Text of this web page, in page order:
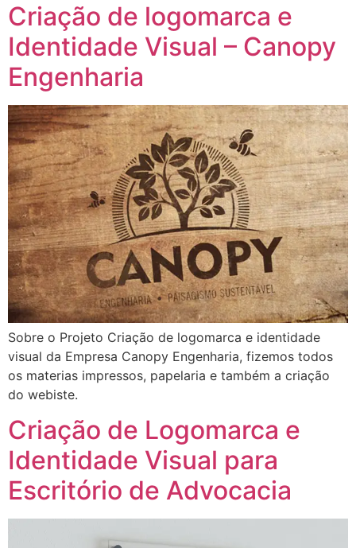
Criação de logomarca e
Identidade Visual – Canopy
Engenharia
Sobre o Projeto Criação de logomarca e identidade
visual da Empresa Canopy Engenharia, fizemos todos
os materias impressos, papelaria e também a criação
do webiste.
Criação de Logomarca e
Identidade Visual para
Escritório de Advocacia